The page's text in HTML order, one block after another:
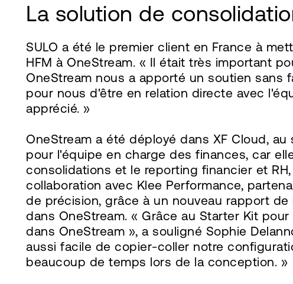
La solution de
SULO a été le premier client en France à
HFM à OneStream. « Il était très important
OneStream nous a apporté un soutien sans
pour nous d'être en relation directe avec
apprécié. »
OneStream a été déployé dans XF Cloud,
pour l'équipe en charge des finances, car
consolidations et le reporting financier et
collaboration avec Klee Performance,
de précision, grâce à un nouveau rapport
dans OneStream. « Grâce au Starter Kit
dans OneStream », a souligné Sophie
aussi facile de copier-coller notre
beaucoup de temps lors de la conception. »